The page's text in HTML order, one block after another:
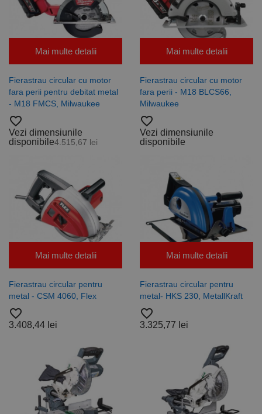
Mai multe detalii
Fierastrau circular cu motor
fara perii pentru debitat metal
- M18 FMCS, Milwaukee
favorite_border
Vezi dimensiunile
disponibile4.515,67 lei
Mai multe detalii
Fierastrau circular cu motor
fara perii - M18 BLCS66,
Milwaukee
favorite_border
Vezi dimensiunile
disponibile
Mai multe detalii
Fierastrau circular pentru
metal - CSM 4060, Flex
favorite_border
3.408,44 lei
Mai multe detalii
Fierastrau circular pentru
metal- HKS 230, MetallKraft
favorite_border
3.325,77 lei